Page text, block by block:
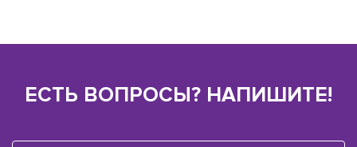
ЕСТЬ ВОПРОСЫ? НАПИШИТЕ!